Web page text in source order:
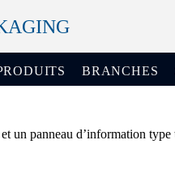
BRANCHES